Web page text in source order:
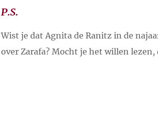
P.S.
Wist je dat Agnita de Ranitz in de
over Zarafa? Mocht je het willen lezen,